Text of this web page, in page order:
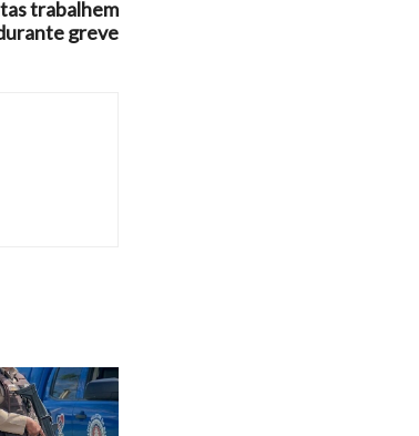
trabalhem
greve